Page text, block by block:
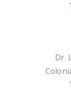
Dr.